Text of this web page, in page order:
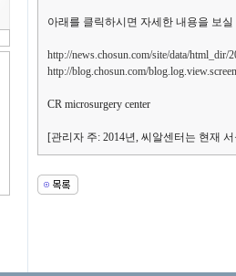
아래를 클릭하시면 자세한 내용을 보
http://news.chosun.com/site/data/html_dir/
http://blog.chosun.com/
CR microsurgery center
[관리자 주: 2014년, 씨알센터는 현재